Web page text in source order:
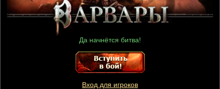
Да начнётся битва!
Вход для игроков